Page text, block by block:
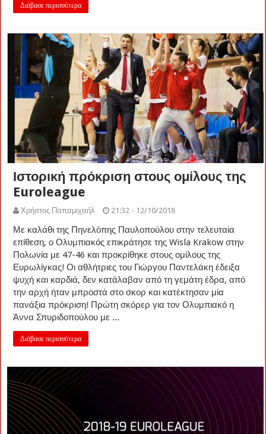
Διάβασε περισσότερα
Ιστορική πρόκριση στους ομίλους της
Euroleague
Χρήστος Παπαμιχαήλ 21:32 - 12/10/2018
Με καλάθι της Πηνελόπης Παυλοπούλου στην τελευταία
επίθεση, ο Ολυμπιακός επικράτησε της Wisla Krakow στην
Πολωνία με 47-46 και προκρίθηκε στους ομίλους της
Ευρωλίγκας! Οι αθλήτριες του Γιώργου Παντελάκη έδειξα
ψυχή και καρδιά, δεν κατάλαβαν από τη γεμάτη έδρα, από
την αρχή ήταν μπροστά στο σκορ και κατέκτησαν μία
πανάξια πρόκριση! Πρώτη σκόρερ για τον Ολυμπιακό η
Άννα Σπυριδοπούλου με ...
Διάβασε περισσότερα